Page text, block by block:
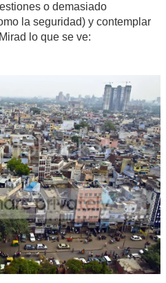
o demasiado
la seguridad) y contemplar
lo que se ve: